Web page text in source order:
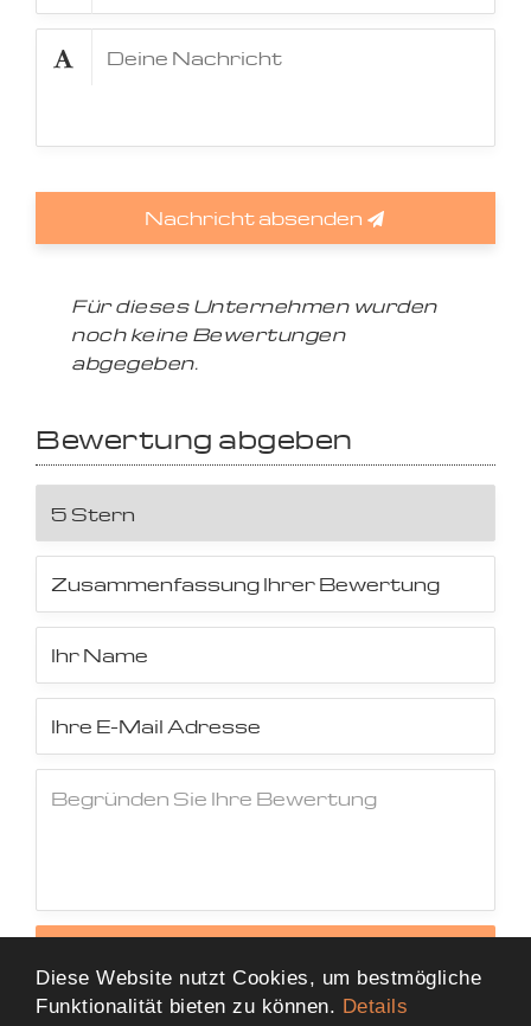
Nachricht absenden
Für dieses Unternehmen wurden
noch keine Bewertungen
abgegeben.
Bewertung abgeben
Diese Website nutzt Cookies, um bestmögliche
Funktionalität bieten zu können. Details